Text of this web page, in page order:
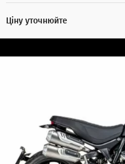
Ціну уточнюйте